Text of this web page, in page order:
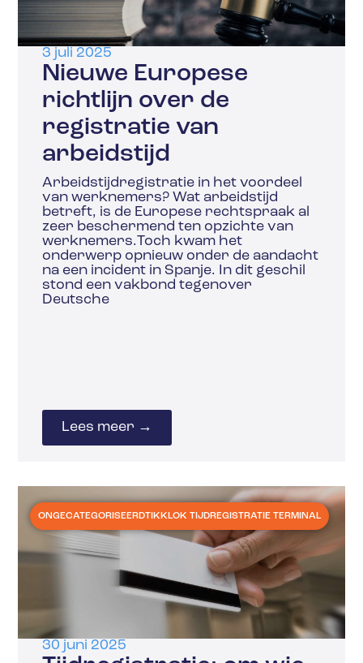
3 juli 2025
Nieuwe Europese
richtlijn over de
registratie van
arbeidstijd
Arbeidstijdregistratie in het voordeel
van werknemers? Wat arbeidstijd
betreft, is de Europese rechtspraak al
zeer beschermend ten opzichte van
werknemers.Toch kwam het
onderwerp opnieuw onder de aandacht
na een incident in Spanje. In dit geschil
stond een vakbond tegenover
Deutsche
Lees meer →
ONGECATEGORISEERDTIKKLOK TIJDREGISTRATIE TERMINAL
30 juni 2025